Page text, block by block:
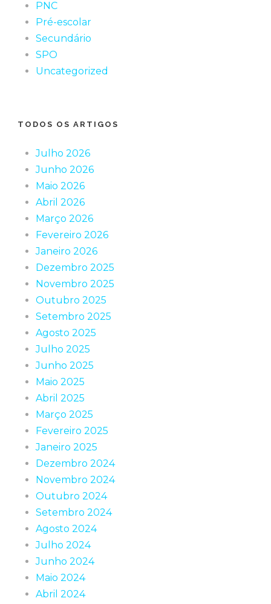
PNC
Pré-escolar
Secundário
SPO
Uncategorized
TODOS OS ARTIGOS
Julho 2026
Junho 2026
Maio 2026
Abril 2026
Março 2026
Fevereiro 2026
Janeiro 2026
Dezembro 2025
Novembro 2025
Outubro 2025
Setembro 2025
Agosto 2025
Julho 2025
Junho 2025
Maio 2025
Abril 2025
Março 2025
Fevereiro 2025
Janeiro 2025
Dezembro 2024
Novembro 2024
Outubro 2024
Setembro 2024
Agosto 2024
Julho 2024
Junho 2024
Maio 2024
Abril 2024